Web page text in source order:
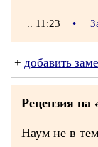
.. 11:23 •
+ добавить
Рецензия на
Наум не в